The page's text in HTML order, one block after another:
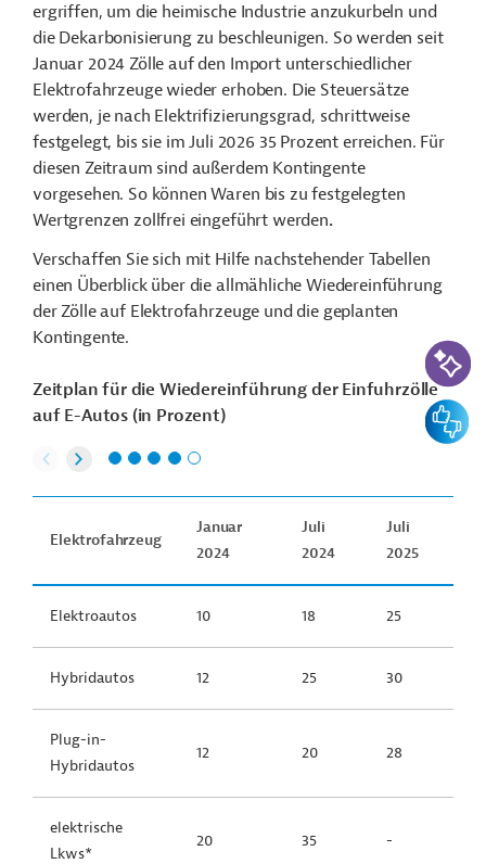
ergriffen, um die heimische Industrie anzukurbeln und
die Dekarbonisierung zu beschleunigen. So werden seit
Januar 2024 Zölle auf den Import unterschiedlicher
Elektrofahrzeuge wieder erhoben. Die Steuersätze
werden, je nach Elektrifizierungsgrad, schrittweise
festgelegt, bis sie im Juli 2026 35 Prozent erreichen. Für
diesen Zeitraum sind außerdem Kontingente
vorgesehen. So können Waren bis zu festgelegten
Wertgrenzen zollfrei eingeführt werden.
Verschaffen Sie sich mit Hilfe nachstehender Tabellen
einen Überblick über die allmähliche Wiedereinführung
der Zölle auf Elektrofahrzeuge und die geplanten
Kontingente.
Zeitplan für die Wiedereinführung der Einfuhrzölle
auf E-Autos (in Prozent)
Elektrofahrzeug
Januar
2024
Juli
2024
Juli
2025
Elektroautos 10 18 25
Hybridautos 12 25 30
Plug-in-
Hybridautos
12 20 28
elektrische
Lkws*
20 35 -
KI-